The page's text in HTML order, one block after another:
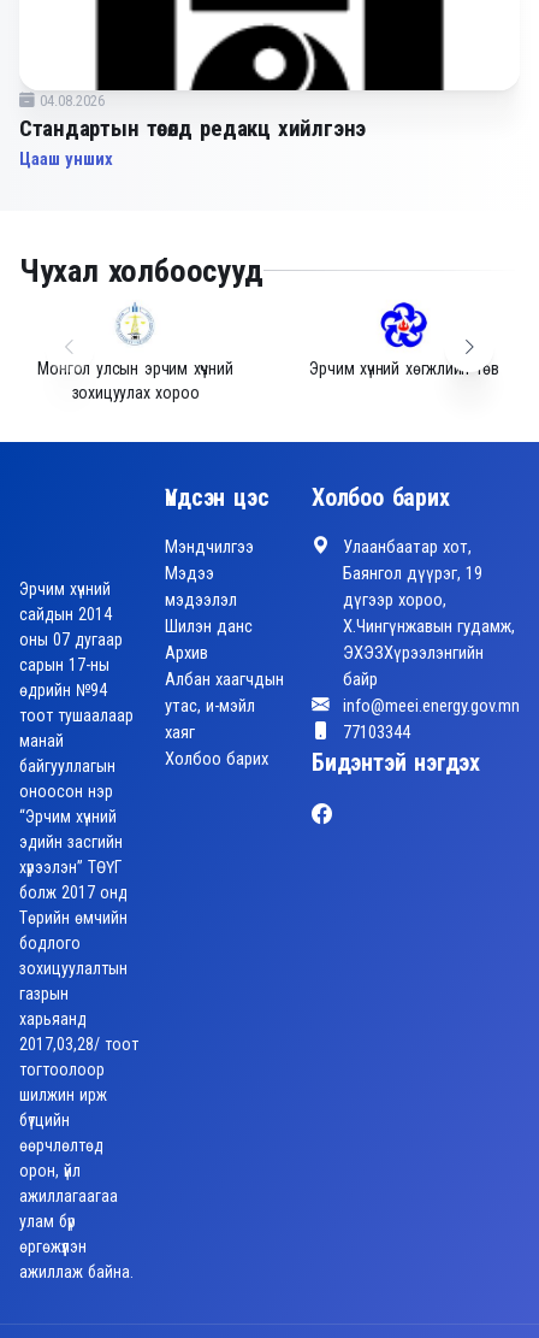
04.08.2026
Стандартын төсөлд редакц хийлгэнэ
Цааш унших
Чухал холбоосууд
Монгол улсын эрчим хүчний
зохицуулах хороо
Эрчим хүчний хөгжлийн төв
Эрчим хүчний
сайдын 2014
оны 07 дугаар
сарын 17-ны
өдрийн №94
тоот тушаалаар
манай
байгууллагын
оноосон нэр
“Эрчим хүчний
эдийн засгийн
хүрээлэн” ТӨҮГ
болж 2017 онд
Төрийн өмчийн
бодлого
зохицуулалтын
газрын
харьяанд
2017,03,28/ тоот
тогтоолоор
шилжин ирж
бүтцийн
өөрчлөлтөд
орон, үйл
ажиллагаагаа
улам бүр
өргөжүүлэн
ажиллаж байна.
Үндсэн цэс
Мэндчилгээ
Мэдээ
мэдээлэл
Шилэн данс
Архив
Албан хаагчдын
утас, и-мэйл
хаяг
Холбоо барих
Холбоо барих
Улаанбаатар хот,
Баянгол дүүрэг, 19
дүгээр хороо,
Х.Чингүнжавын гудамж,
ЭХЭЗХүрээлэнгийн
байр
info@meei.energy.gov.mn
77103344
Бидэнтэй нэгдэх